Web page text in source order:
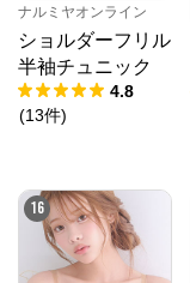
ナルミヤオンライン
ショルダーフリル
半袖チュニック
4.8
(13件)
16